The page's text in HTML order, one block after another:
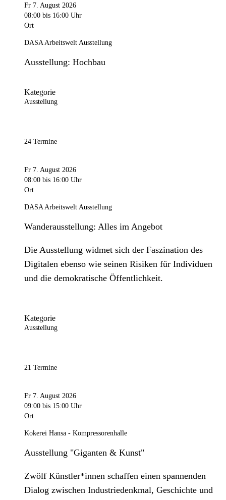
Fr 7. August 2026
08:00 bis 16:00 Uhr
Ort
DASA Arbeitswelt Ausstellung
Ausstellung: Hochbau
Kategorie
Ausstellung
24 Termine
Fr 7. August 2026
08:00 bis 16:00 Uhr
Ort
DASA Arbeitswelt Ausstellung
Wanderausstellung: Alles im Angebot
Die Ausstellung widmet sich der Faszination des
Digitalen ebenso wie seinen Risiken für Individuen
und die demokratische Öffentlichkeit.
Kategorie
Ausstellung
21 Termine
Fr 7. August 2026
09:00 bis 15:00 Uhr
Ort
Kokerei Hansa - Kompressorenhalle
Ausstellung "Giganten & Kunst"
Zwölf Künstler*innen schaffen einen spannenden
Dialog zwischen Industriedenkmal, Geschichte und